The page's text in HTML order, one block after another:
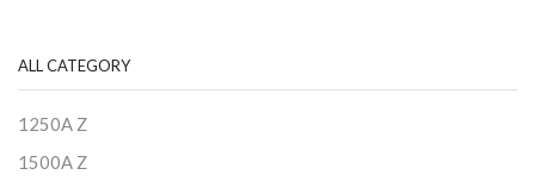
ALL CATEGORY
1250A Z
1500A Z